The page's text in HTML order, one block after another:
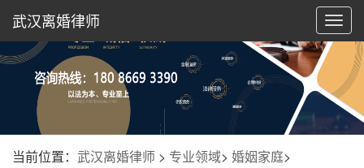
切
换
航
武汉离婚律师
当前位置： 武汉离婚律师 > 专业领域> 婚姻家庭>